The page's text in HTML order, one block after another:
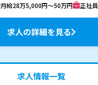
月給28万5,000円～50万円 正社員
求人の詳細を見る
求人情報一覧